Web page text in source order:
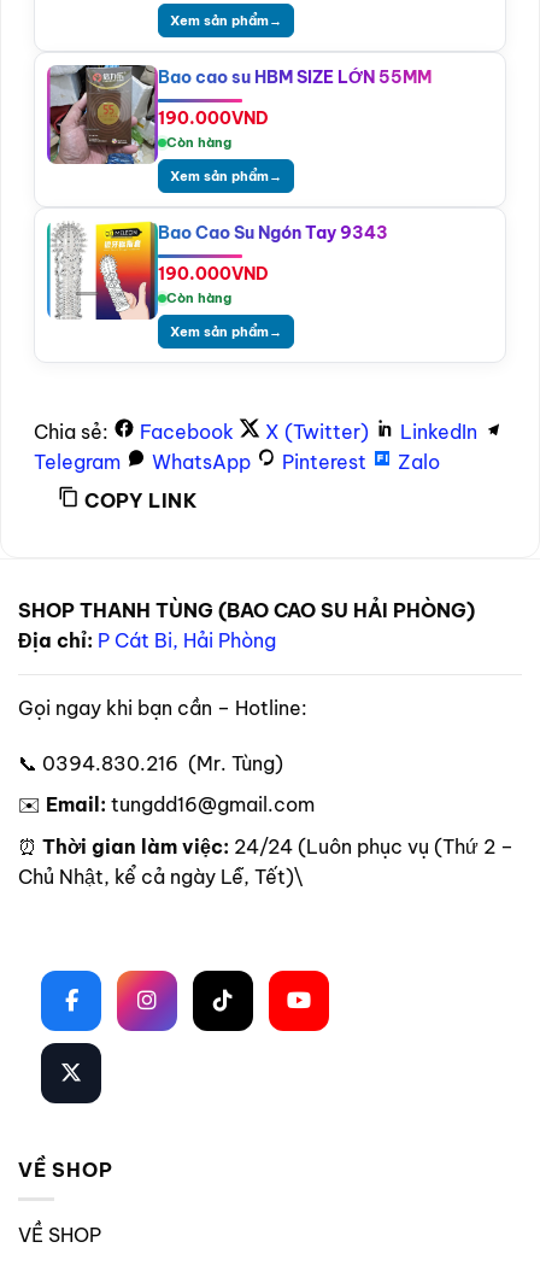
Xem sản phẩm→
Bao cao su HBM SIZE LỚN 55MM
190.000VND
Còn hàng
Xem sản phẩm→
Bao Cao Su Ngón Tay 9343
190.000VND
Còn hàng
Xem sản phẩm→
Chia sẻ: Facebook X (Twitter)
LinkedIn
Telegram
WhatsApp Pinterest
Zalo
COPY LINK
SHOP THANH TÙNG (BAO CAO SU HẢI PHÒNG)
Địa chỉ: P Cát Bi, Hải Phòng
Gọi ngay khi bạn cần – Hotline:
📞 0394.830.216 (Mr. Tùng)
✉️ Email: tungdd16@gmail.com
⏰ Thời gian làm việc: 24/24 (Luôn phục vụ (Thứ 2 –
Chủ Nhật, kể cả ngày Lễ, Tết)\
VỀ SHOP
VỀ SHOP